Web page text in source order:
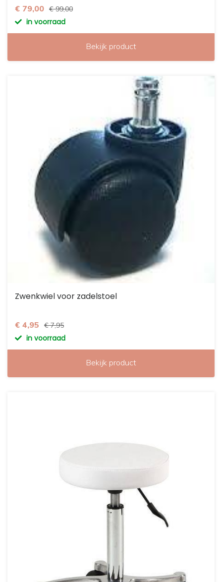
€ 79,00 € 99,00
in voorraad
Bekijk product
Zwenkwiel voor zadelstoel
€ 4,95 € 7,95
in voorraad
Bekijk product